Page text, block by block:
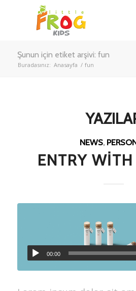
Şunun için etiket arşivi: fun
Buradasınız: Anasayfa / fun
NEWS,
ENTRY
Ses
oynatıcı
00:00